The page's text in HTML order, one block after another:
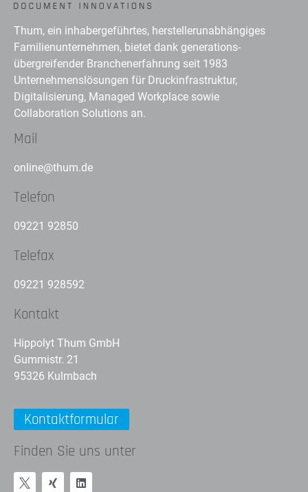
Thum, ein inhabergeführtes, herstellerunabhängiges
Familienunternehmen, bietet dank generations-
übergreifender Branchenerfahrung seit 1983
Unternehmenslösungen für Druckinfrastruktur,
Digitalisierung, Managed Workplace sowie
Collaboration Solutions an.
Mail
online@thum.de
Telefon
09221 92850
Telefax
09221 928592
Kontakt
Hippolyt Thum GmbH
Gummistr. 21
95326 Kulmbach
Kontaktformular
Finden Sie uns unter